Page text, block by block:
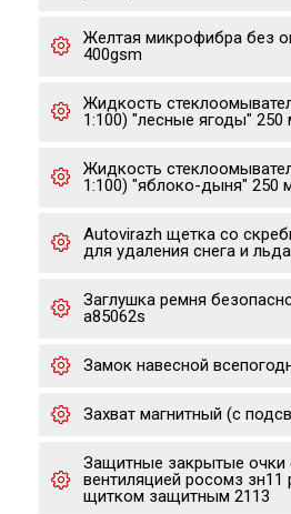
Желтая микрофибра без
400gsm
Жидкость
1:100) "лесные ягоды" 250
Жидкость
1:100) "яблоко-дыня" 250
Autovirazh щетка со
для удаления снега и
Заглушка ремня
a85062s
Замок навесной
Захват магнитный (с
Защитные закрытые очки
вентиляцией росомз зн11
щитком защитным 2113